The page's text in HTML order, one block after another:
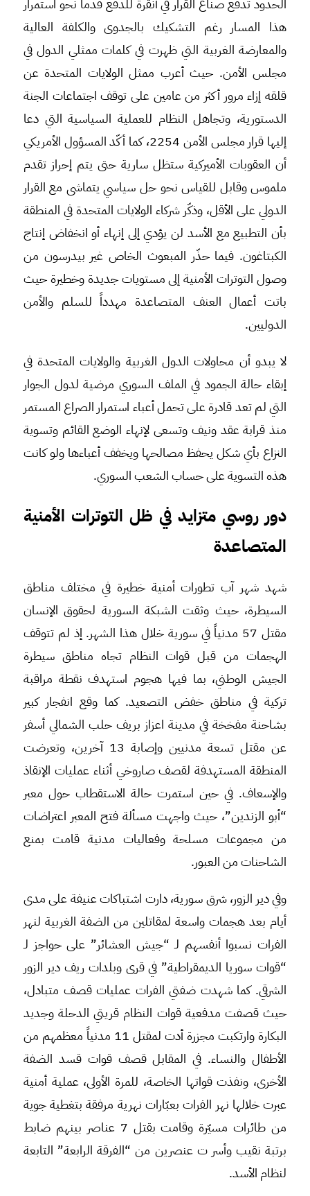
الحدود تدفع صناع القرار في أنقرة للدفع قدماً نحو استمرار
هذا المسار رغم التشكيك بالجدوى والكلفة العالية
والمعارضة الغربية التي ظهرت في كلمات ممثلي الدول في
مجلس الأمن. حيث أعرب ممثل الولايات المتحدة عن
قلقه إزاء مرور أكثر من عامين على توقف اجتماعات الجنة
الدستورية، وتجاهل النظام للعملية السياسية التي دعا
إليها قرار مجلس الأمن 2254، كما أكّد المسؤول الأمريكي
أن العقوبات الأميركية ستظل سارية حتى يتم إحراز تقدم
ملموس وقابل للقياس نحو حل سياسي يتماشى مع القرار
الدولي على الأقل، وذكّر شركاء الولايات المتحدة في المنطقة
بأن التطبيع مع الأسد لن يؤدي إلى إنهاء أو انخفاض إنتاج
الكبتاغون. فيما حذّر المبعوث الخاص غير بيدرسون من
وصول التوترات الأمنية إلى مستويات جديدة وخطيرة حيث
باتت أعمال العنف المتصاعدة مهدداً للسلم والأمن
الدوليين.
لا يبدو أن محاولات الدول الغربية والولايات المتحدة في
إبقاء حالة الجمود في الملف السوري مرضية لدول الجوار
التي لم تعد قادرة على تحمل أعباء استمرار الصراع المستمر
منذ قرابة عقد ونيف وتسعى لإنهاء الوضع القائم وتسوية
النزاع بأي شكل يحفظ مصالحها ويخفف أعباءها ولو كانت
هذه التسوية على حساب الشعب السوري.
دور روسي متزايد في ظل التوترات الأمنية
المتصاعدة
شهد شهر آب تطورات أمنية خطيرة في مختلف مناطق
السيطرة، حيث وثقت الشبكة السورية لحقوق الإنسان
مقتل 57 مدنياً في سورية خلال هذا الشهر. إذ لم تتوقف
الهجمات من قبل قوات النظام تجاه مناطق سيطرة
الجيش الوطني، بما فيها هجوم استهدف نقطة مراقبة
تركية في مناطق خفض التصعيد. كما وقع انفجار كبير
بشاحنة مفخخة في مدينة اعزاز بريف حلب الشمالي أسفر
عن مقتل تسعة مدنيين وإصابة 13 آخرين، وتعرضت
المنطقة المستهدفة لقصف صاروخي أثناء عمليات الإنقاذ
والإسعاف. في حين استمرت حالة الاستقطاب حول معبر
“أبو الزندين”، حيث واجهت مسألة فتح المعبر اعتراضات
من مجموعات مسلحة وفعاليات مدنية قامت بمنع
الشاحنات من العبور.
وفي دير الزور، شرق سورية، دارت اشتباكات عنيفة على مدى
أيام بعد هجمات واسعة لمقاتلين من الضفة الغربية لنهر
الفرات نسبوا أنفسهم لـ “جيش العشائر” على حواجز لـ
“قوات سوريا الديمقراطية” في قرى وبلدات ريف دير الزور
الشرقي. كما شهدت ضفتي الفرات عمليات قصف متبادل،
حيث قصفت مدفعية قوات النظام قريتي الدحلة وجديد
البكارة وارتكبت مجزرة أدت لمقتل 11 مدنياً معظمهم من
الأطفال والنساء. في المقابل قصف قوات قسد الضفة
الأخرى، ونفذت قواتها الخاصة، للمرة الأولى، عملية أمنية
عبرت خلالها نهر الفرات بعبّارات نهرية مرفقة بتغطية جوية
من طائرات مسيّرة وقامت بقتل 7 عناصر بينهم ضابط
برتبة نقيب وأسر ت عنصرين من “الفرقة الرابعة” التابعة
لنظام الأسد.